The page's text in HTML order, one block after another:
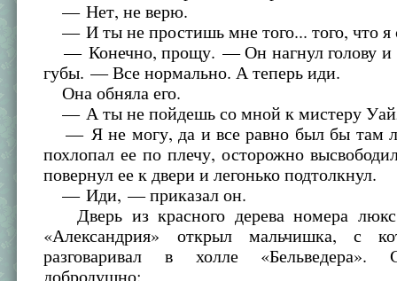
— Нет, не верю.
— И ты не простишь мне того... того, что я
— Конечно, прощу. — Он нагнул голову и
губы. — Все нормально. А теперь иди.
Она обняла его.
— А ты не пойдешь со мной к мистеру
— Я не могу, да и все равно был бы
похлопал ее по плечу, осторожно
повернул ее к двери и легонько подтолкнул.
— Иди, — приказал он.
Дверь из красного дерева номера
«Александрия» открыл мальчишка, с
разговаривал в холле «Бельведера».
добродушно: